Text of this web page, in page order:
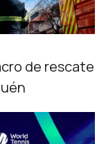
de rescate